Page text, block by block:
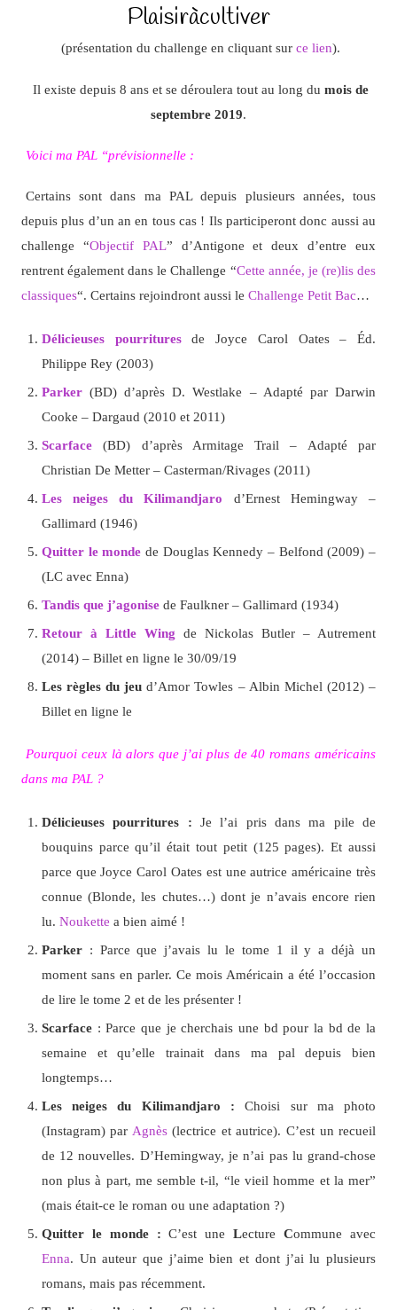
Plaisiràcultiver
(présentation du challenge en cliquant sur ce lien).
Il existe depuis 8 ans et se déroulera tout au long du mois de
septembre 2019.
Voici ma PAL “prévisionnelle :
Certains sont dans ma PAL depuis plusieurs années, tous
depuis plus d’un an en tous cas ! Ils participeront donc aussi au
challenge “Objectif PAL” d’Antigone et deux d’entre eux
rentrent également dans le Challenge “Cette année, je (re)lis des
classiques“. Certains rejoindront aussi le Challenge Petit Bac…
Délicieuses pourrituresde Joyce Carol Oates – Éd.
Philippe Rey (2003)
Parker(BD) d’après D. Westlake – Adapté par Darwin
Cooke – Dargaud (2010 et 2011)
Scarface
(BD) d’après Armitage Trail – Adapté par
Christian De Metter – Casterman/Rivages (2011)
Les neiges du Kilimandjaro d’Ernest Hemingway –
Gallimard (1946)
Quitter le monde de Douglas Kennedy – Belfond (2009) –
(LC avec Enna)
Tandis que j’agonisede Faulkner – Gallimard (1934)
Retour à Little Wing de Nickolas Butler – Autrement
(2014) – Billet en ligne le 30/09/19
Les règles du jeu d’Amor Towles – Albin Michel (2012) –
Billet en ligne le
Pourquoi ceux là alors que j’ai plus de 40 romans américains
dans ma PAL ?
Délicieuses pourritures : Je l’ai pris dans ma pile de
bouquins parce qu’il était tout petit (125 pages). Et aussi
parce que Joyce Carol Oates est une autrice américaine très
connue (Blonde, les chutes…) dont je n’avais encore rien
lu. Noukette a bien aimé !
Parker: Parce que j’avais lu le tome 1 il y a déjà un
moment sans en parler. Ce mois Américain a été l’occasion
de lire le tome 2 et de les présenter !
Scarface: Parce que je cherchais une bd pour la bd de la
semaine et qu’elle trainait dans ma pal depuis bien
longtemps…
Les neiges du Kilimandjaro : Choisi sur ma photo
(Instagram) par Agnès(lectrice et autrice). C’est un recueil
de 12 nouvelles. D’Hemingway, je n’ai pas lu grand-chose
non plus à part, me semble t-il, “le vieil homme et la mer”
(mais était-ce le roman ou une adaptation ?)
Quitter le monde : C’est uneLectureCommune avec
Enna. Un auteur que j’aime bien et dont j’ai lu plusieurs
romans, mais pas récemment.